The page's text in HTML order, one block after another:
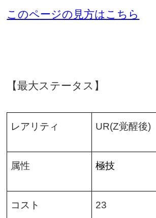
このページの見方はこちら
【最大ステータス】
レアリティ UR(Z覚醒後)
属性 極技
コスト 23